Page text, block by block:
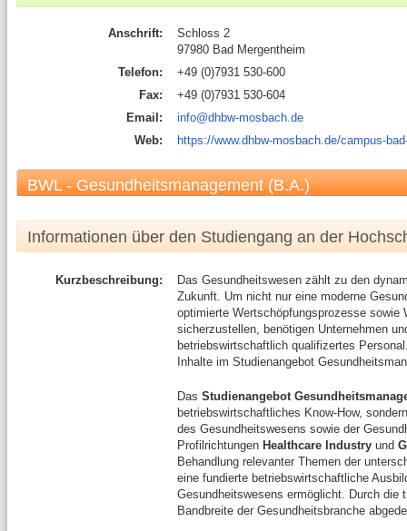
Anschrift:
Schloss 2
97980 Bad Mergentheim
Telefon:
+49 (0)7931 530-600
Fax:
+49 (0)7931 530-604
Email:
info@dhbw-mosbach.de
Web:
https://www.dhbw-mosbach.de/campus-
BWL - Gesundheitsmanagement (B.A.)
Informationen über den Studiengang an der
Kurzbeschreibung:
Das Gesundheitswesen zählt zu den
Zukunft. Um nicht nur eine moderne
optimierte Wertschöpfungsprozesse
sicherzustellen, benötigen Unternehmen
betriebswirtschaftlich qualifizertes
Inhalte im Studienangebot
Das Studienangebot
betriebswirtschaftliches Know-How,
des Gesundheitswesens sowie der
Profilrichtungen Healthcare Industry und
Behandlung relevanter Themen der
eine fundierte betriebswirtschaftliche
Gesundheitswesens ermöglicht. Durch die
Bandbreite der Gesundheitsbranche